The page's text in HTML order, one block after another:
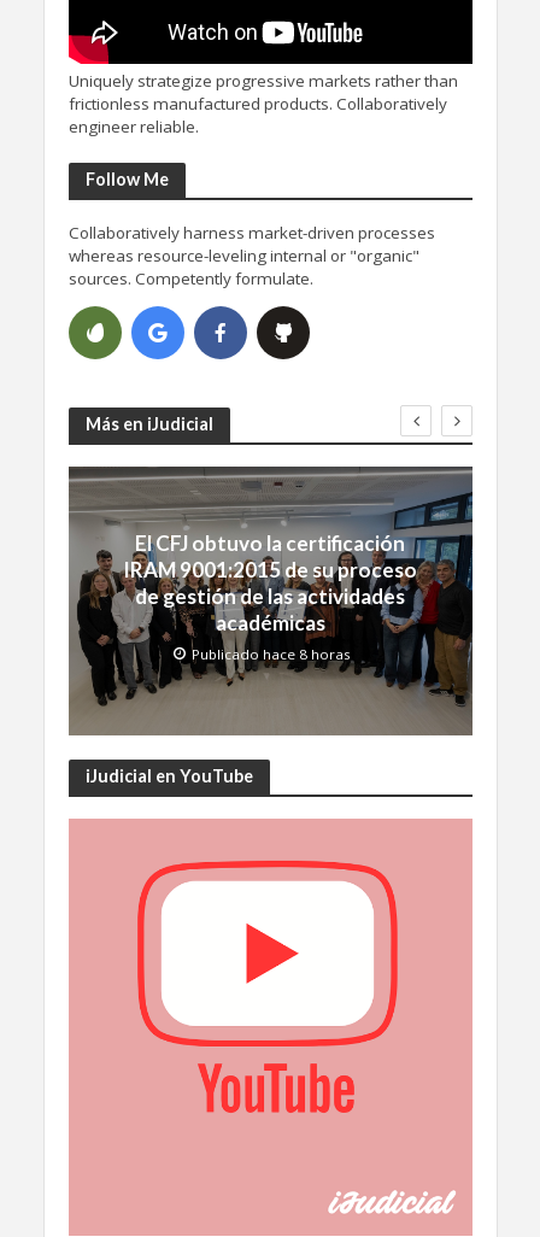
Uniquely strategize progressive markets rather than
frictionless manufactured products. Collaboratively
engineer reliable.
Follow Me
Collaboratively harness market-driven processes
whereas resource-leveling internal or "organic"
sources. Competently formulate.
Más en iJudicial
El CFJ obtuvo la certificación
IRAM 9001:2015 de su proceso
de gestión de las actividades
académicas
Publicado hace 8 horas
iJudicial en YouTube